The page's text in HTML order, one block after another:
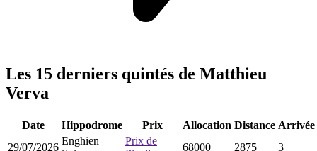
Les 15 derniers quintés de Matthieu
Verva
Date Hippodrome Prix Allocation Distance Arrivée
29/07/2026
Enghien
Prix de
68000 2875 3